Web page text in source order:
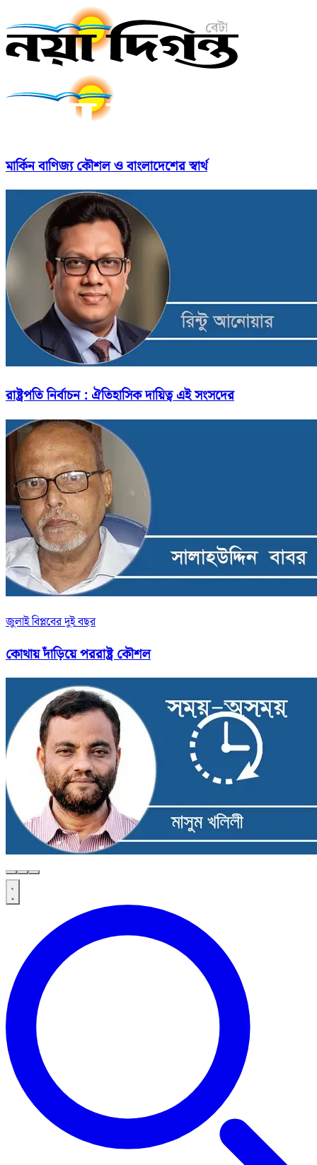
মার্কিন বাণিজ্য কৌশল ও বাংলাদেশের স্বার্থ
রাষ্ট্রপতি নির্বাচন : ঐতিহাসিক দায়িত্ব এই সংসদের
জুলাই বিপ্লবের দুই বছর
কোথায় দাঁড়িয়ে পররাষ্ট্র কৌশল